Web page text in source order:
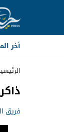
أخر
فريق